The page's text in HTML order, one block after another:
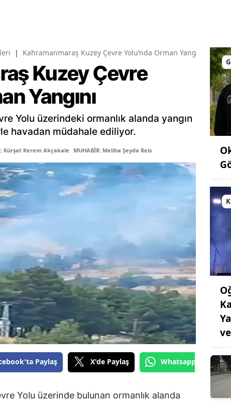
| Kahramanmaraş Kuzey Çevre Yolu’nda Orman Yangını
Kuzey Çevre
Yangını
Yolu üzerindeki ormanlık alanda yangın
havadan müdahale ediliyor.
Kürşat Kerem Akçakale MUHABİR: Meliha Şeyda Reis
Paylaş X'de Paylaş Whatsapp'tan
Yolu üzerinde bulunan ormanlık alanda